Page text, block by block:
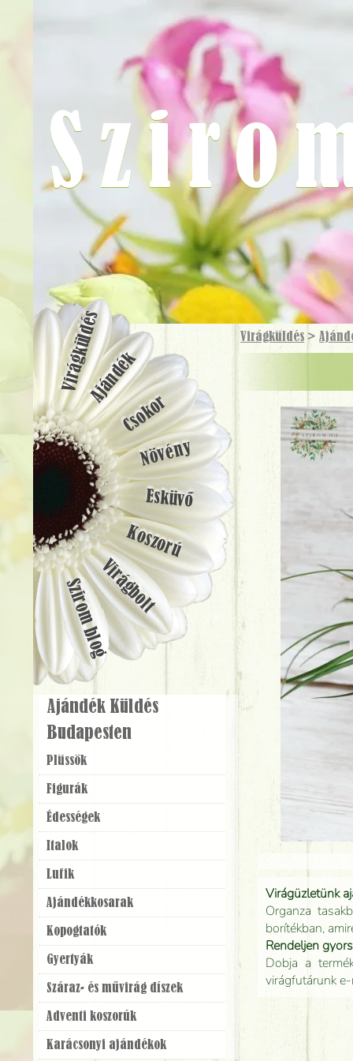
Virágküldés >
Virágüzletünk
Organza
borítékban,
Rendeljen
Dobja a
virágfutárunk
VirágküldésAjándék
Csokor
Növény
Esküvő
Koszorú
Virágbolt
Szirom blog
Ajándék Küldés
Budapesten
Plüssök
Figurák
Édességek
Italok
Lufik
Ajándék­kosarak
Kopogtatók
Gyertyák
Száraz- és művirág díszek
Adventi koszorúk
Karácsonyi ajándékok